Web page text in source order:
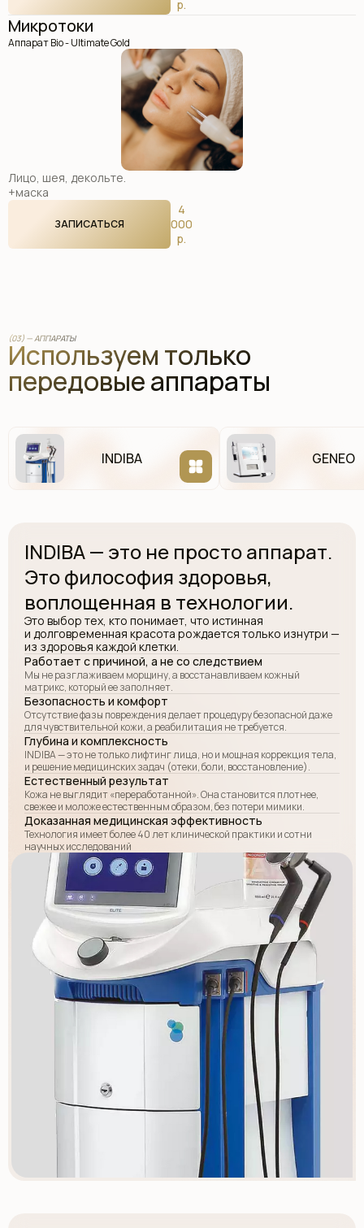
р.
Микротоки
Аппарат Bio - Ultimate Gold
Лицо, шея, декольте.
+маска
4
000
р.
ЗАПИСАТЬСЯ
12 500 р.
ЗАПИСАТЬСЯ
13 500 р.
ЗАПИСАТЬСЯ
Eyes
Глаза. Межресничное пространство.
11 500 р.
ЗАПИСАТЬСЯ
Finish
Финальная обязательная коррекция через 30-45 дней
после первичной процедуры.
ЗАПИСАТЬСЯ
Обновление работы мастера салона в течение года.
(03) — АППАРАТЫ
Используем только
передовые аппараты
INDIBA GENEO
INDIBA — это не просто аппарат.
Это философия здоровья,
воплощенная в технологии.
Это выбор тех, кто понимает, что истинная
и долговременная красота рождается только изнутри —
из здоровья каждой клетки.
Работает с причиной, а не со следствием
Мы не разглаживаем морщину, а восстанавливаем кожный
матрикс, который ее заполняет.
Безопасность и комфорт
Отсутствие фазы повреждения делает процедуру безопасной даже
для чувствительной кожи, а реабилитация не требуется.
Глубина и комплексность
INDIBA — это не только лифтинг лица, но и мощная коррекция тела,
и решение медицинских задач (отеки, боли, восстановление).
Естественный результат
Кожа не выглядит «переработанной». Она становится плотнее,
свежее и моложе естественным образом, без потери мимики.
Доказанная медицинская эффективность
Технология имеет более 40 лет клинической практики и сотни
научных исследований